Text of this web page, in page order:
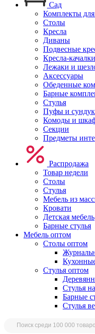
Сад
Комплекты
Столы
Кресла
Диваны
Подвесные
Кресла-качалки
Лежаки и
Аксессуары
Обеденные
Барные
Стулья
Пуфы и
Комоды и
Секции
Предметы
Распродажа
Товар недели
Столы
Стулья
Мебель из
Кровати
Детская мебель
Барные стулья
Мебель оптом
Столы оптом
Стулья оптом
Стулья
Барные
Стулья